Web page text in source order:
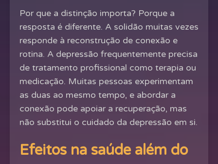
Por que a distinção importa? Porque a
resposta é diferente. A solidão muitas vezes
responde à reconstrução de conexão e
rotina. A depressão frequentemente precisa
de tratamento profissional como terapia ou
medicação. Muitas pessoas experimentam
as duas ao mesmo tempo, e abordar a
conexão pode apoiar a recuperação, mas
não substitui o cuidado da depressão em si.
Efeitos na saúde além do